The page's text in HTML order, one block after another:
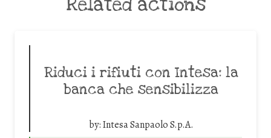
Riduci i rifiuti con Intesa: la
banca che sensibilizza
by:Intesa Sanpaolo S.p.A.